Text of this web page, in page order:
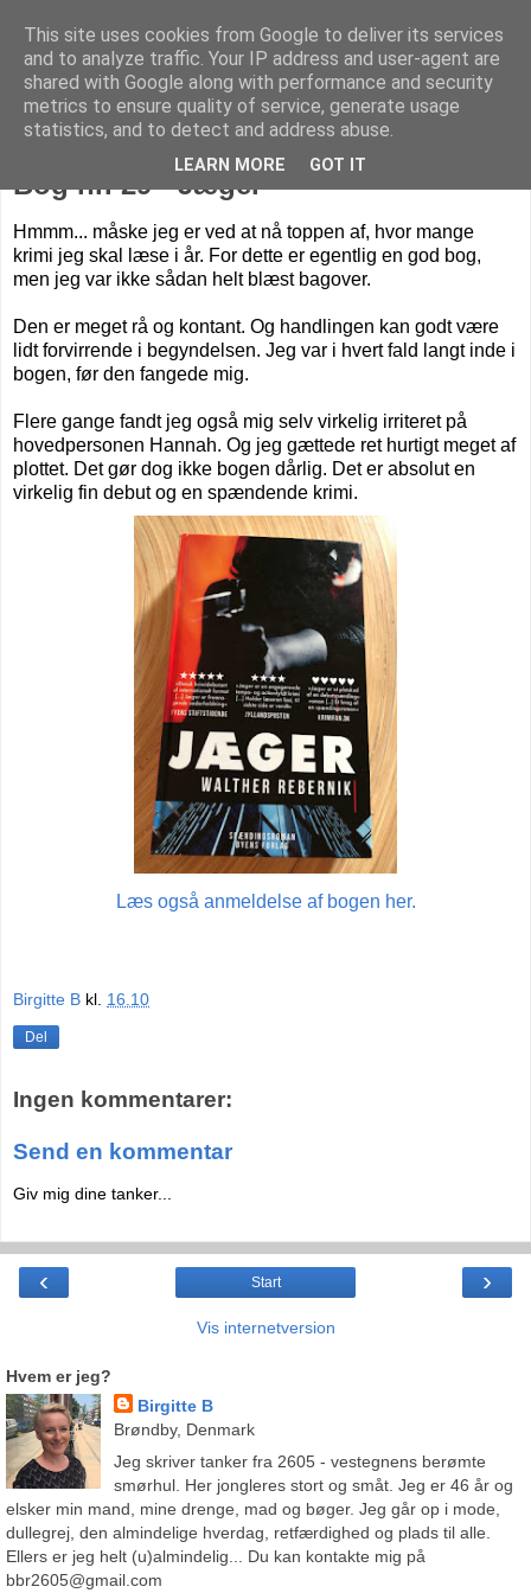
Livet på Vestegnen
Bog nr. 29 - Jæger
Hmmm... måske jeg er ved at nå toppen af, hvor mange
krimi jeg skal læse i år. For dette er egentlig en god bog,
men jeg var ikke sådan helt blæst bagover.
Den er meget rå og kontant. Og handlingen kan godt være
lidt forvirrende i begyndelsen. Jeg var i hvert fald langt inde i
bogen, før den fangede mig.
Flere gange fandt jeg også mig selv virkelig irriteret på
hovedpersonen Hannah. Og jeg gættede ret hurtigt meget af
plottet. Det gør dog ikke bogen dårlig. Det er absolut en
virkelig fin debut og en spændende krimi.
Læs også anmeldelse af bogen her.
Birgitte B kl. 16.10
Del
Ingen kommentarer:
Send en kommentar
Giv mig dine tanker...
‹ ›
Start
Vis internetversion
Hvem er jeg?
Birgitte B
Brøndby, Denmark
Jeg skriver tanker fra 2605 - vestegnens berømte
smørhul. Her jongleres stort og småt. Jeg er 46 år og
elsker min mand, mine drenge, mad og bøger. Jeg går op i mode,
dullegrej, den almindelige hverdag, retfærdighed og plads til alle.
Ellers er jeg helt (u)almindelig... Du kan kontakte mig på
bbr2605@gmail.com
This site uses cookies from Google to deliver its services
and to analyze traffic. Your IP address and user-agent are
shared with Google along with performance and security
metrics to ensure quality of service, generate usage
statistics, and to detect and address abuse.
LEARN MORE GOT IT